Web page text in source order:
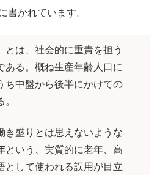
書かれています。
とは、社会的に重責を担う
ある。概ね生産年齢人口に
ち中盤から後半にかけての
き盛りとは思えないような
という、実質的に老年、高
として使われる誤用が目立